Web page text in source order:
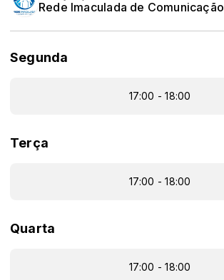
Rede Imaculada de Comunicação
Segunda
17:00 - 18:00
Terça
17:00 - 18:00
Quarta
17:00 - 18:00